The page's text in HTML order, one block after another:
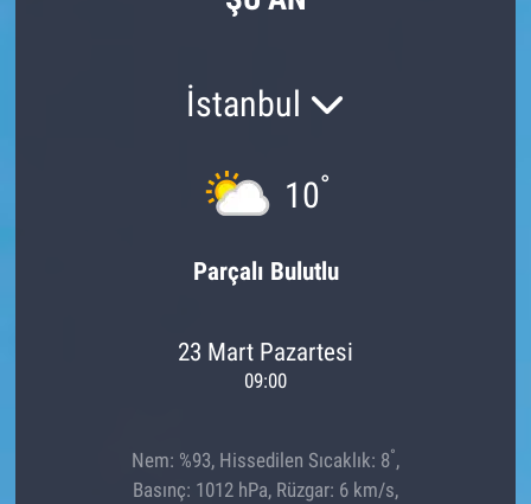
İstanbul
10°
Parçalı Bulutlu
23 Mart Pazartesi
09:00
Nem: %93, Hissedilen Sıcaklık: 8°,
Basınç: 1012 hPa, Rüzgar: 6 km/s,